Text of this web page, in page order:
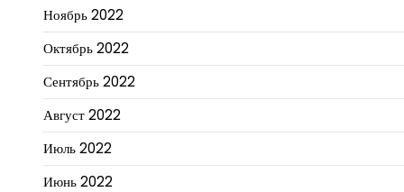
Ноябрь 2022
Октябрь 2022
Сентябрь 2022
Август 2022
Июль 2022
Июнь 2022